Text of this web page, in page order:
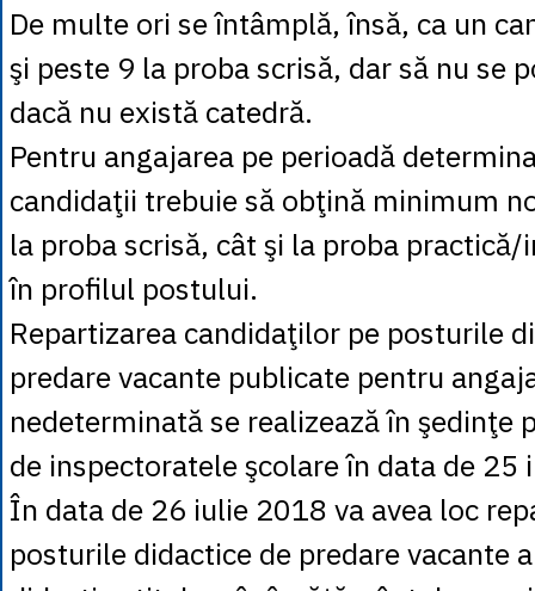
De multe ori se întâmplă, însă, ca un
şi peste 9 la proba scrisă, dar să nu se
dacă nu există catedră.
Pentru angajarea pe perioadă
candidaţii trebuie să obţină minimum
la proba scrisă, cât şi la proba
în profilul postului.
Repartizarea candidaţilor pe posturile
predare vacante publicate pentru
nedeterminată se realizează în şedinţe
de inspectoratele şcolare în data de 25
În data de 26 iulie 2018 va avea loc
posturile didactice de predare vacante